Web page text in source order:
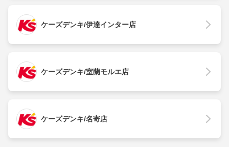
ケーズデンキ/伊達インター店
ケーズデンキ/室蘭モルエ店
ケーズデンキ/名寄店